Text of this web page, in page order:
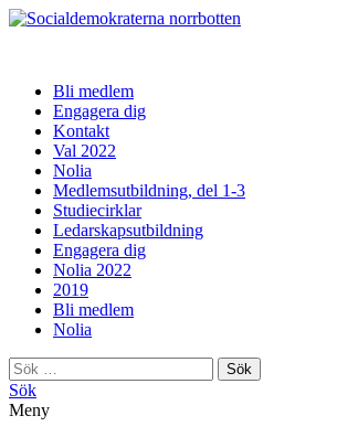
norrbotten
Bli medlem
Engagera dig
Kontakt
Val 2022
Nolia
Medlemsutbildning, del 1-3
Studiecirklar
Ledarskapsutbildning
Engagera dig
Nolia 2022
2019
Bli medlem
Nolia
Sök
efter:
Sök
Meny